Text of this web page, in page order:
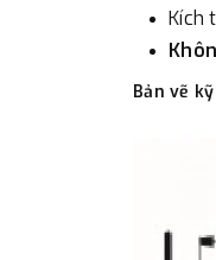
Kích
Bản vẽ